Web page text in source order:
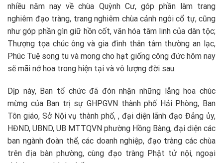
nhiều năm nay về chùa Quỳnh Cư, góp phần làm trang
nghiêm đạo tràng, trang nghiêm chùa cảnh ngôi cổ tự, cũng
như góp phần gìn giữ hồn cốt, văn hóa tâm linh của dân tộc;
Thượng tọa chúc ông và gia đình thân tâm thường an lạc,
Phúc Tuệ song tu và mong cho hạt giống công đức hôm nay
sẽ mãi nở hoa trong hiện tại và vô lượng đời sau.
Dịp này, Ban tổ chức đã đón nhận những lẵng hoa chúc
mừng của Ban trị sự GHPGVN thành phố Hải Phòng, Ban
Tôn giáo, Sở Nội vụ thành phố, , đại diện lãnh đạo Đảng ủy,
HĐND, UBND, UB MTTQVN phường Hồng Bàng, đại diện các
ban ngành đoàn thể, các doanh nghiệp, đạo tràng các chùa
trên địa bàn phường, cùng đạo tràng Phật tử nội, ngoại